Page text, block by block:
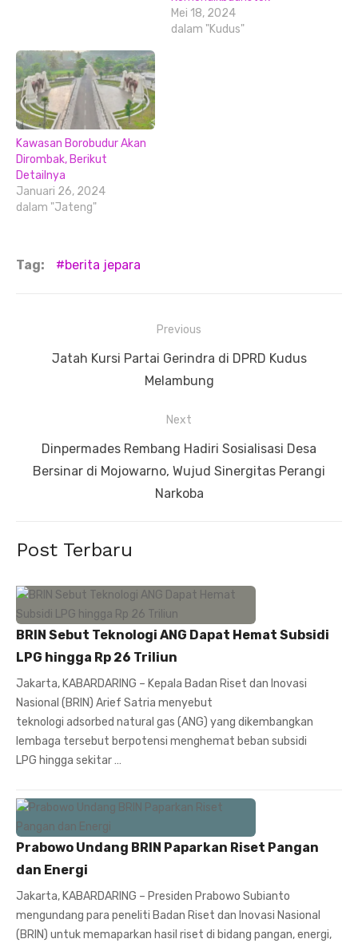
Mei 18, 2024
dalam "Kudus"
Kawasan Borobudur Akan
Dirombak, Berikut
Detailnya
Januari 26, 2024
dalam "Jateng"
Tag: berita jepara
Previous
PreviousJatah Kursi Partai Gerindra di DPRD Kudus
Melambung
Next
Next
post:
Dinpermades Rembang Hadiri Sosialisasi Desa
Bersinar di Mojowarno, Wujud Sinergitas Perangi
Narkoba
Post Terbaru
BRIN Sebut Teknologi ANG Dapat Hemat Subsidi
LPG hingga Rp 26 Triliun
Jakarta, KABARDARING – Kepala Badan Riset dan Inovasi
Nasional (BRIN) Arief Satria menyebut
teknologi adsorbed natural gas (ANG) yang dikembangkan
lembaga tersebut berpotensi menghemat beban subsidi
LPG hingga sekitar …
Prabowo Undang BRIN Paparkan Riset Pangan
dan Energi
Jakarta, KABARDARING – Presiden Prabowo Subianto
mengundang para peneliti Badan Riset dan Inovasi Nasional
(BRIN) untuk memaparkan hasil riset di bidang pangan, energi,